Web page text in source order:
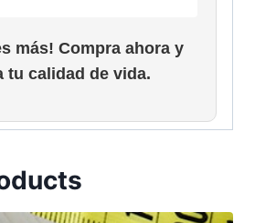
más! Compra ahora y
tu calidad de vida.